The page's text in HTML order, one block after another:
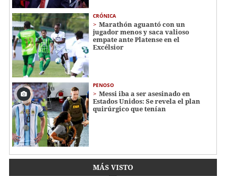
CRÓNICA
Marathón aguantó con un
jugador menos y saca valioso
empate ante Platense en el
Excélsior
PENOSO
Messi iba a ser asesinado en
Estados Unidos: Se revela el plan
quirúrgico que tenían
MÁS VISTO